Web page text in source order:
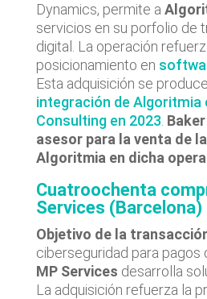
Dynamics, permite a
servicios en su porfolio de
digital. La operación
posicionamiento en
Esta adquisición se
integración de Algoritmia
Consulting en 2023
asesor para la venta de
Algoritmia en dicha
Cuatroochenta
Services (Barcelona)
Objetivo de la
ciberseguridad para pagos
MP Services desarrolla
La adquisición refuerza la